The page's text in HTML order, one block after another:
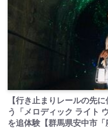
【行き止まりレールの先
う「メロディック ライト
を追体験【群馬県安中市「